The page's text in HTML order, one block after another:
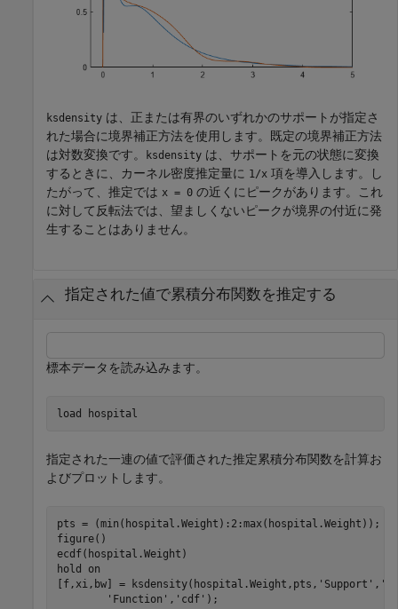
ksdensity は、正または有界のいずれかのサポートが指定さ
れた場合に境界補正方法を使用します。既定の境界補正方法
は対数変換です。
ksdensity は、サポートを元の状態に変換
するときに、カーネル密度推定量に 1/x 項を導入します。し
たがって、推定では x = 0 の近くにピークがあります。これ
に対して反転法では、望ましくないピークが境界の付近に発
生することはありません。
指定された値で累積分布関数を推定する
標本データを読み込みます。
load hospital
指定された一連の値で評価された推定累積分布関数を計算お
よびプロットします。
pts = (min(hospital.Weight):2:max(hospital.Weight));
figure()
ecdf(hospital.Weight)
hold
on
[f,xi,bw] = ksdensity(hospital.Weight,pts, 'Support' ,
'Function' , 'cdf' );